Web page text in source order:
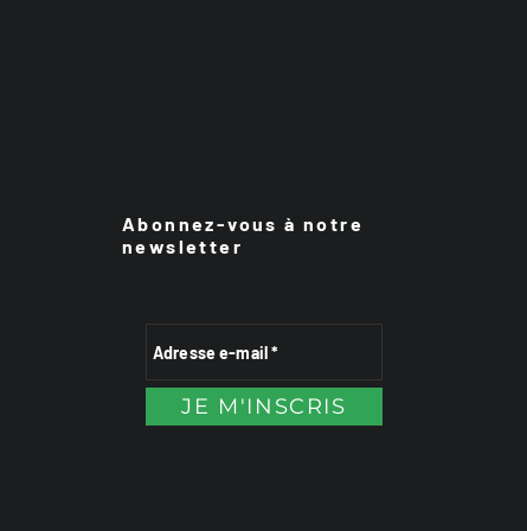
Abonnez-vous à notre
newsletter